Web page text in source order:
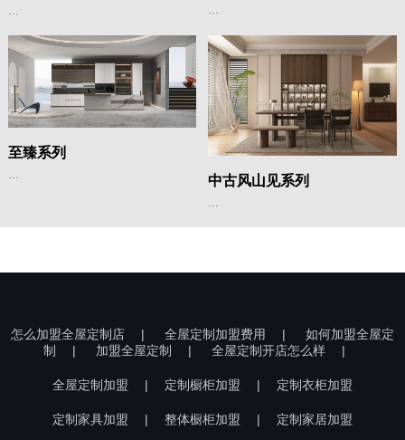
...
至臻系列
中古风山见系列
怎么加盟全屋定制店 | 全屋定制加盟费用 |
如何加盟全屋定
制
| 加盟全屋定制 | 全屋定制开店怎么样 |
全屋定制加盟 | 定制橱柜加盟 | 定制衣柜加盟
定制家具加盟 | 整体橱柜加盟 | 定制家居加盟